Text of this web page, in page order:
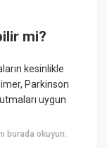
mi?
kesinlikle
Parkinson
uygun
burada okuyun: